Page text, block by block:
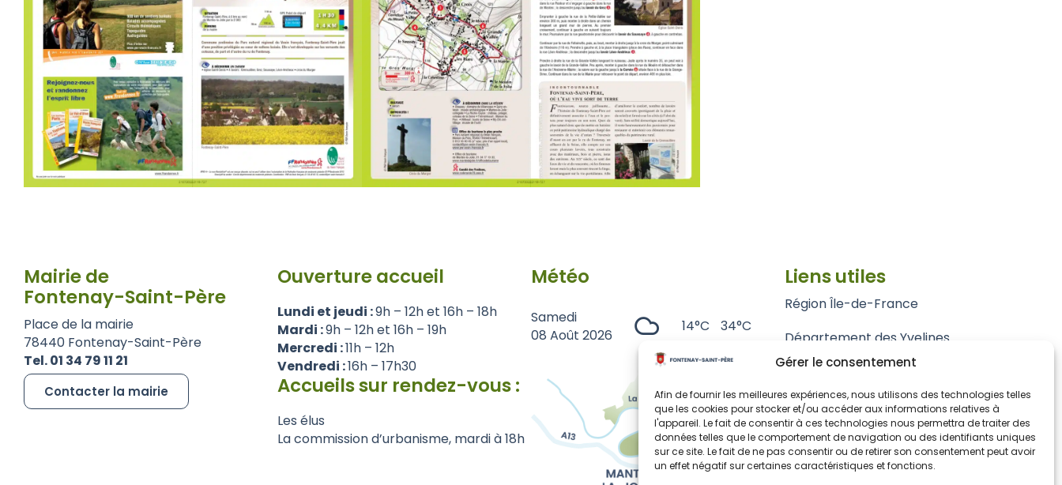
Gérer le consentement
Afin de fournir les meilleures expériences, nous utilisons des technologies telles
que les cookies pour stocker et/ou accéder aux informations relatives à
l'appareil. Le fait de consentir à ces technologies nous permettra de traiter des
données telles que le comportement de navigation ou des identifiants uniques
sur ce site. Le fait de ne pas consentir ou de retirer son consentement peut avoir
un effet négatif sur certaines caractéristiques et fonctions.
Mairie de
Fontenay-Saint-Père
Place de la mairie
78440 Fontenay-Saint-Père
Tel. 01 34 79 11 21
Contacter la mairie
Ouverture accueil
Lundi et jeudi :9h – 12h et 16h – 18h
Mardi :9h – 12h et 16h – 19h
Mercredi :11h – 12h
Vendredi :16h – 17h30
Accueils sur rendez-vous :
Les élus
La commission d’urbanisme, mardi à 18h
Météo
Samedi
08 Août 2026
14°C 34°C
Liens utiles
Région Île-de-France
Département des Yvelines
Grand Paris Seine et Oise
Parc naturel régional du Vexin français